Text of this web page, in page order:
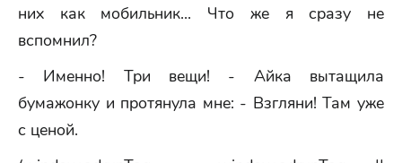
них как мобильник... Что же я сразу не
вспомнил?
- Именно! Три вещи! - Айка вытащила
бумажонку и протянула мне: - Взгляни! Там уже
с ценой.